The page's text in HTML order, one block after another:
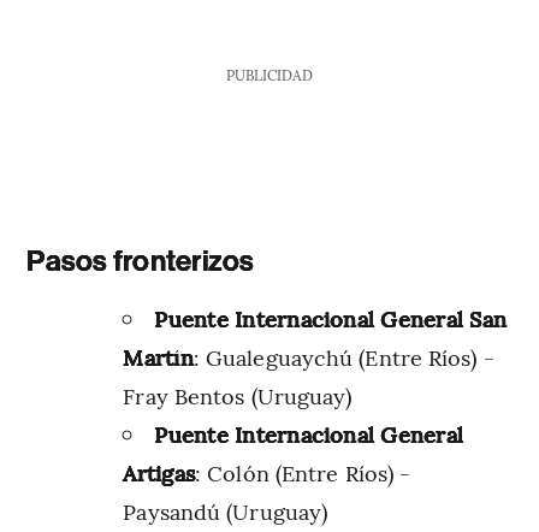
PUBLICIDAD
Pasos fronterizos
Puente Internacional General San
Martín: Gualeguaychú (Entre Ríos) -
Fray Bentos (Uruguay)
Puente Internacional General
Artigas: Colón (Entre Ríos) -
Paysandú (Uruguay)